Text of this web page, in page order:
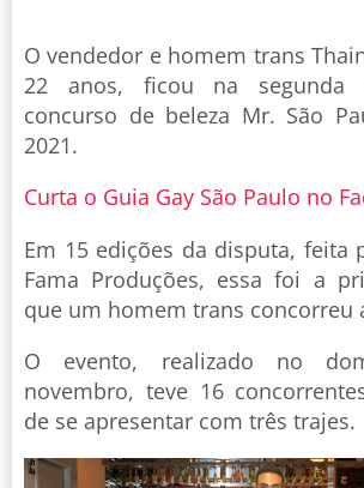
O vendedor e homem trans
22 anos, ficou na segunda
concurso de beleza Mr. São
2021.
Curta o Guia Gay São Paulo no
Em 15 edições da disputa, feita
Fama Produções, essa foi a
que um homem trans concorreu
O evento, realizado no
novembro, teve 16
de se apresentar com três trajes.